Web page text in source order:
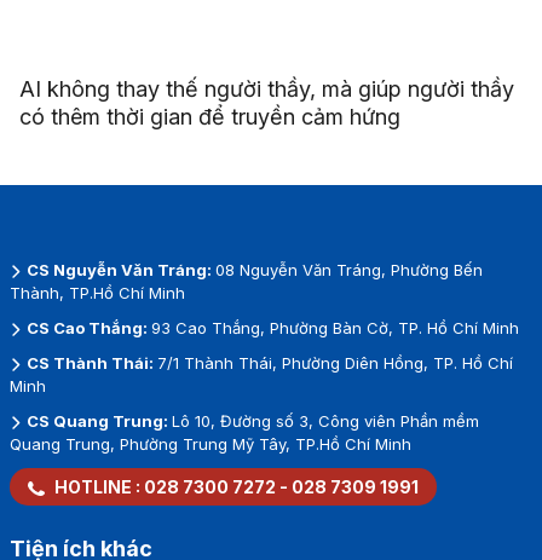
AI không thay thế người thầy, mà giúp người thầy
có thêm thời gian để truyền cảm hứng
CS Nguyễn Văn Tráng: 08 Nguyễn Văn Tráng, Phường Bến
Thành, TP.Hồ Chí Minh
CS Cao Thắng: 93 Cao Thắng, Phường Bàn Cờ, TP. Hồ Chí Minh
CS Thành Thái: 7/1 Thành Thái, Phường Diên Hồng, TP. Hồ Chí
Minh
CS Quang Trung: Lô 10, Đường số 3, Công viên Phần mềm
Quang Trung, Phường Trung Mỹ Tây, TP.Hồ Chí Minh
HOTLINE : 028 7300 7272 - 028 7309 1991
Tiện ích khác